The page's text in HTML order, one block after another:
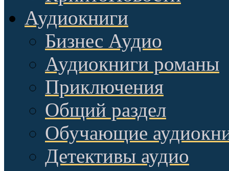
Аудиокниги
Бизнес Аудио
Аудиокниги романы
Приключения
Общий раздел
Обучающие
Детективы аудио